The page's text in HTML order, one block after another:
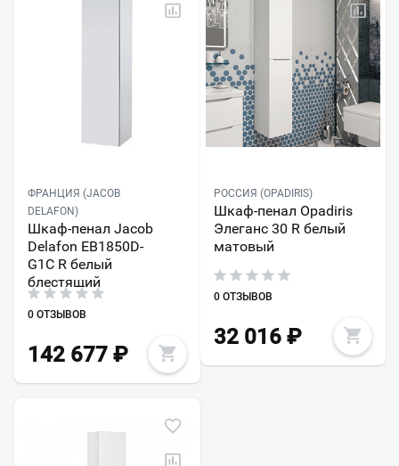
ФРАНЦИЯ (JACOB
DELAFON)
Шкаф-пенал Jacob
Delafon EB1850D-
G1C R белый
блестящий
0 ОТЗЫВОВ
142 677 ₽
РОССИЯ (OPADIRIS)
Шкаф-пенал Opadiris
Элеганс 30 R белый
матовый
0 ОТЗЫВОВ
32 016₽